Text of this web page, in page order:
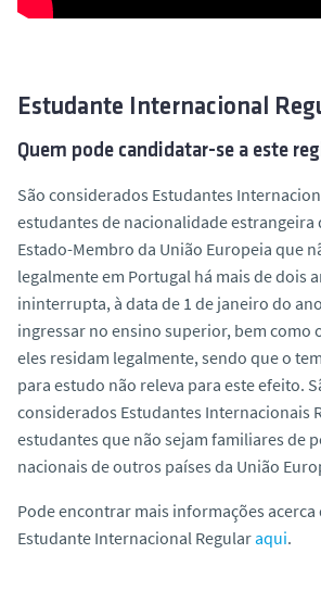
Estudante Internacional
Quem pode candidatar-se a este
São considerados Estudantes
estudantes de nacionalidade estrangeira
Estado-Membro da União Europeia que
legalmente em Portugal há mais de dois
ininterrupta, à data de 1 de janeiro do
ingressar no ensino superior, bem como
eles residam legalmente, sendo que o
para estudo não releva para este efeito.
considerados Estudantes Internacionais
estudantes que não sejam familiares de
nacionais de outros países da União
Pode encontrar mais informações acerca
Estudante Internacional Regularaqui.